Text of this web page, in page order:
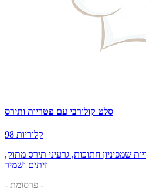
סלט קולורבי עם פטריות ותירס
98 קלוריות
שמפיניון חתוכות, גרעיני תירס מתוק,
זיתים ושמיר
- פרסומת -